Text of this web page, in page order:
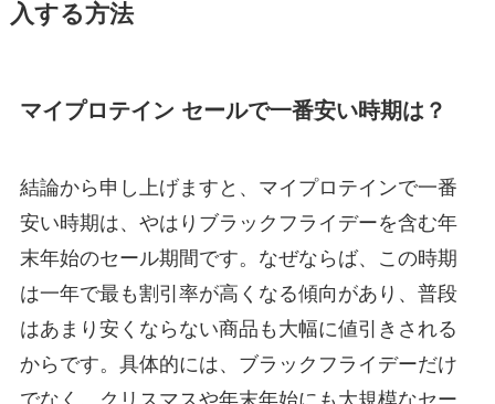
入する方法
マイプロテイン セールで一番安い時期は？
結論から申し上げますと、マイプロテインで一番
安い時期は、やはりブラックフライデーを含む年
末年始のセール期間です。なぜならば、この時期
は一年で最も割引率が高くなる傾向があり、普段
はあまり安くならない商品も大幅に値引きされる
からです。具体的には、ブラックフライデーだけ
でなく、クリスマスや年末年始にも大規模なセー